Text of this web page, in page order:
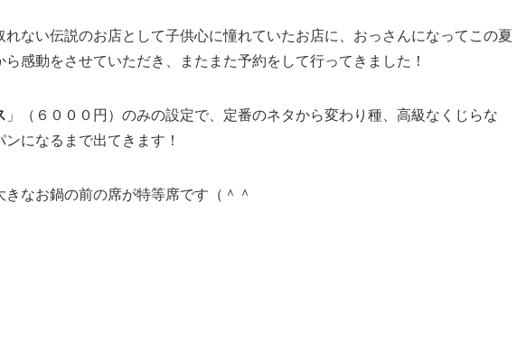
ない伝説のお店として子供心に憧れていたお店に、おっさんになってこの夏
感動をさせていただき、またまた予約をして行ってきました！
」（６０００円）のみの設定で、定番のネタから変わり種、高級なくじらな
になるまで出てきます！
なお鍋の前の席が特等席です（＾＾